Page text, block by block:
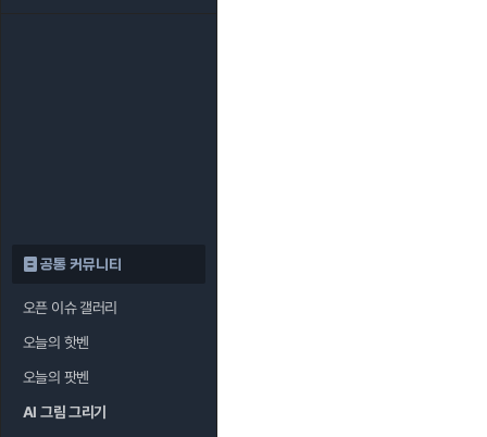
공통 커뮤니티
오픈 이슈 갤러리
오늘의 핫벤
오늘의 팟벤
AI 그림 그리기